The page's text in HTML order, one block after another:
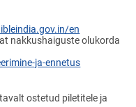
en
nakkushaiguste olukorda
ja-ennetus
ostetud piletitele ja